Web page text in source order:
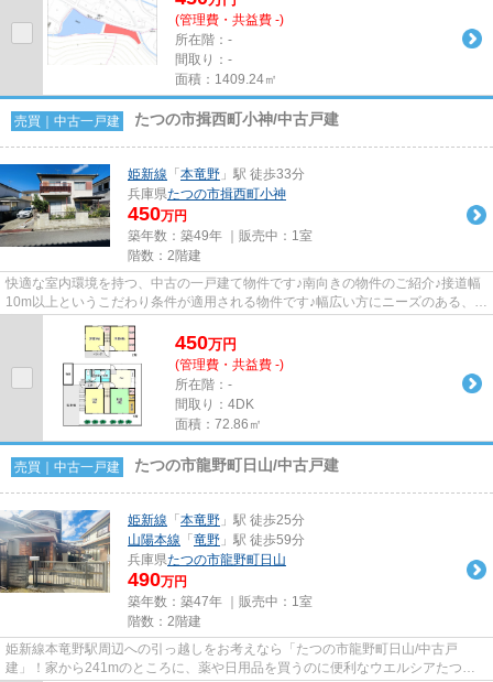
(管理費・共益費 -)
所在階：-
間取り：-
面積：1409.24㎡
売買｜中古一戸建 たつの市揖西町小神/中古戸建
姫新線 「 本竜野 」駅 徒歩33分
兵庫県たつの市揖西町小神
450万円
築年数：築49年 ｜販売中： 1室
階数：2階建
快適な室内環境を持つ、中古の一戸建て物件です♪南向きの物件のご紹介♪接道幅
10m以上というこだわり条件が適用される物件です♪幅広い方にニーズのある、
450万円
(管理費・共益費 -)
所在階：-
間取り：4DK
面積：72.86㎡
売買｜中古一戸建 たつの市龍野町日山/中古戸建
姫新線 「 本竜野 」駅 徒歩25分
山陽本線 「 竜野 」駅 徒歩59分
兵庫県たつの市龍野町日山
490万円
築年数：築47年 ｜販売中： 1室
階数：2階建
姫新線本竜野駅周辺への引っ越しをお考えなら「たつの市龍野町日山/中古戸
建」！家から241mのところに、薬や日用品を買うのに便利なウエルシアたつの